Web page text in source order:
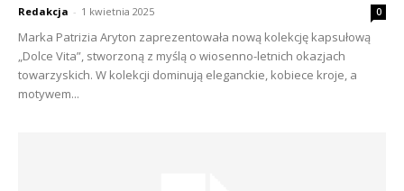
Redakcja - 1 kwietnia 2025 0
Marka Patrizia Aryton zaprezentowała nową kolekcję kapsułową
„Dolce Vita”, stworzoną z myślą o wiosenno-letnich okazjach
towarzyskich. W kolekcji dominują eleganckie, kobiece kroje, a
motywem...